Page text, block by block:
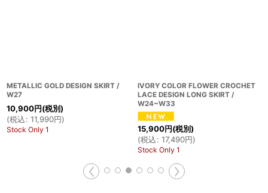
METALLIC GOLD DESIGN SKIRT /
W27
10,900円(税別)
(税込: 11,990円)
Stock Only 1
IVORY COLOR FLOWER CROCHET
LACE DESIGN LONG SKIRT /
W24~W33
15,900円(税別)
(税込: 17,490円)
Stock Only 1